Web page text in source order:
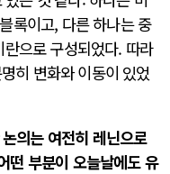
록이고, 다른 하나는 중
으로 구성되었다. 따라
히 변화와 이동이 있었
의는 여전히 레닌으로
떤 부분이 오늘날에도 유